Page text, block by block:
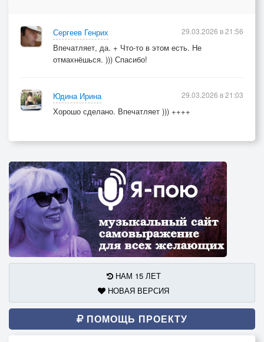
Сергеев Генрих
Впечатляет, да. + Что-то в этом есть. Не
отмахнёшься. ))) Спасибо!
29.03.2026 в 21:56
Юдина Ирина
Хорошо сделано. Впечатляет ))) ++++
29.03.2026 в 21:03
НАМ 15 ЛЕТ
НОВАЯ ВЕРСИЯ
ПОМОЩЬ ПРОЕКТУ